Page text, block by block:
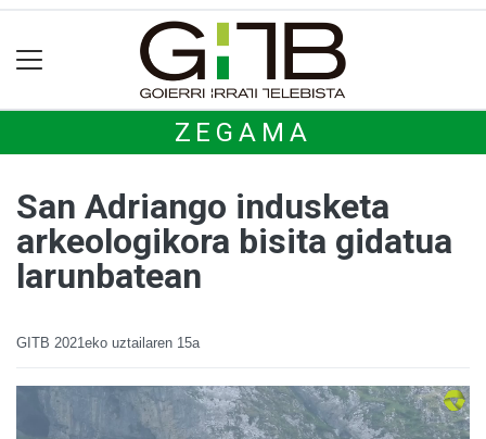
ZEGAMA
San Adriango indusketa
arkeologikora bisita gidatua
larunbatean
GITB 2021eko uztailaren 15a